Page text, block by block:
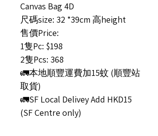
Canvas Bag 4D
尺碼size: 32 *39cm 高height
售價Price:
1隻Pc: $198
2隻Pcs: 368
🚛本地順豐運費加15蚊 (順豐站
取貨)
🚛SF Local Delivey Add HKD15
(SF Centre only)